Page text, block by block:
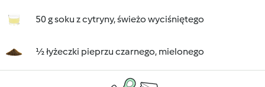
50 g soku z cytryny, świeżo wyciśniętego
½ łyżeczki pieprzu czarnego, mielonego